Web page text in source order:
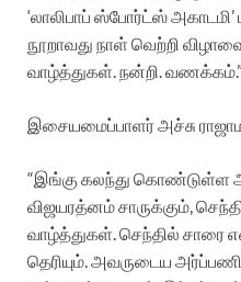
‘லாலிபாப் ஸ்போர்ட்ஸ் அகாடமி’
நூறாவது நாள் வெற்றி
வாழ்த்துகள். நன்றி. வணக்கம்.”
இசையமைப்பாளர் அச்சு
“இங்கு கலந்து கொண்டுள்ள
விஜயரத்னம் சாருக்கும்,
வாழ்த்துகள். செந்தில்
தெரியும். அவருடைய